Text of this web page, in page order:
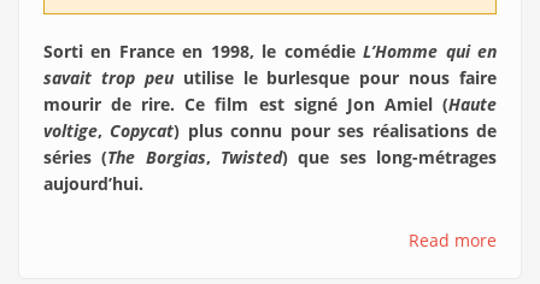
Sorti en France en 1998, le comédieL’Homme qui en
savait trop peu utilise le burlesque pour nous faire
mourir de rire. Ce film est signé Jon Amiel (Haute
voltige, Copycat) plus connu pour ses réalisations de
séries (The Borgias, Twisted) que ses long-métrages
aujourd’hui.
Read more